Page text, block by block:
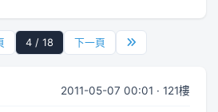
4 / 18 下一頁
2011-05-07 00:01 · 121樓